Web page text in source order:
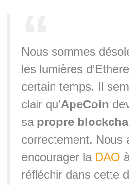
Nous sommes
les lumières
certain temps. Il
clair qu’ApeCoin
sa propre
correctement. Nous
encourager la DAO
réfléchir dans cette